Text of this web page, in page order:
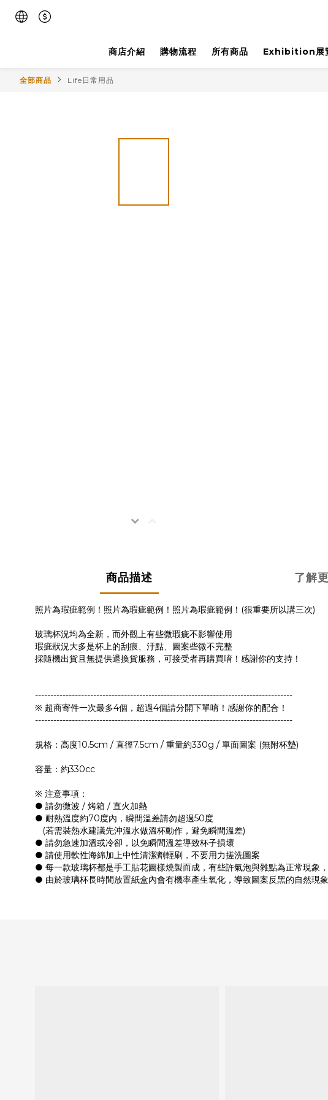
商店介紹 購物流程 所有商品 Exhibition展
全部商品 Life日常用品
商品描述 了解
照片為瑕疵範例！照片為瑕疵範例！照片為瑕疵範例！(很重要所以講三次)
玻璃杯況均為全新，而外觀上有些微瑕疵不影響使用
瑕疵狀況大多是杯上的刮痕、汙點、圖案些微不完整
採隨機出貨且無提供退換貨服務，可接受者再購買唷！感謝你的支持！
------------------------------------------------------------------------------------
※ 超商寄件一次最多4個，超過4個請分開下單唷！感謝你的配合！
------------------------------------------------------------------------------------
規格：高度10.5cm / 直徑7.5cm / 重量約330g / 單面圖案 (無附杯墊)
容量：約330cc
※ 注意事項：
● 請勿微波 / 烤箱 / 直火加熱
● 耐熱溫度約70度內，瞬間溫差請勿超過50度
(若需裝熱水建議先沖溫水做溫杯動作，避免瞬間溫差)
● 請勿急速加溫或冷卻，以免瞬間溫差導致杯子損壞
● 請使用軟性海綿加上中性清潔劑輕刷，不要用力搓洗圖案
● 每一款玻璃杯都是手工貼花圖樣燒製而成，有些許氣泡與雜點為正常現象
● 由於玻璃杯長時間放置紙盒內會有機率產生氧化，導致圖案反黑的自然現